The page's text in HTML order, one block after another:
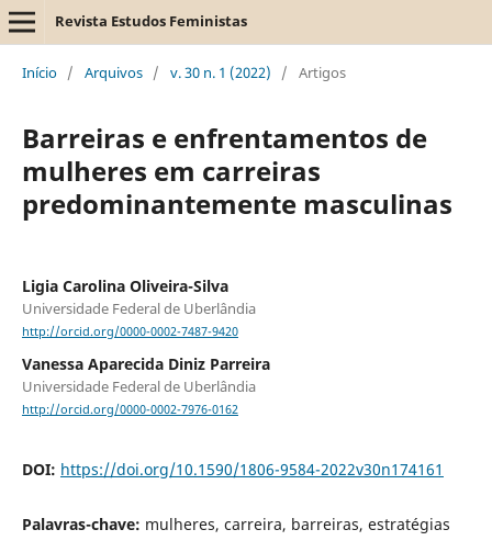
Revista Estudos Feministas
Início / Arquivos / v. 30 n. 1 (2022) / Artigos
Barreiras e enfrentamentos de
mulheres em carreiras
predominantemente masculinas
Ligia Carolina Oliveira-Silva
Universidade Federal de Uberlândia
http://orcid.org/0000-0002-7487-9420
Vanessa Aparecida Diniz Parreira
Universidade Federal de Uberlândia
http://orcid.org/0000-0002-7976-0162
DOI: https://doi.org/10.1590/1806-9584-2022v30n174161
Palavras-chave: mulheres, carreira, barreiras, estratégias